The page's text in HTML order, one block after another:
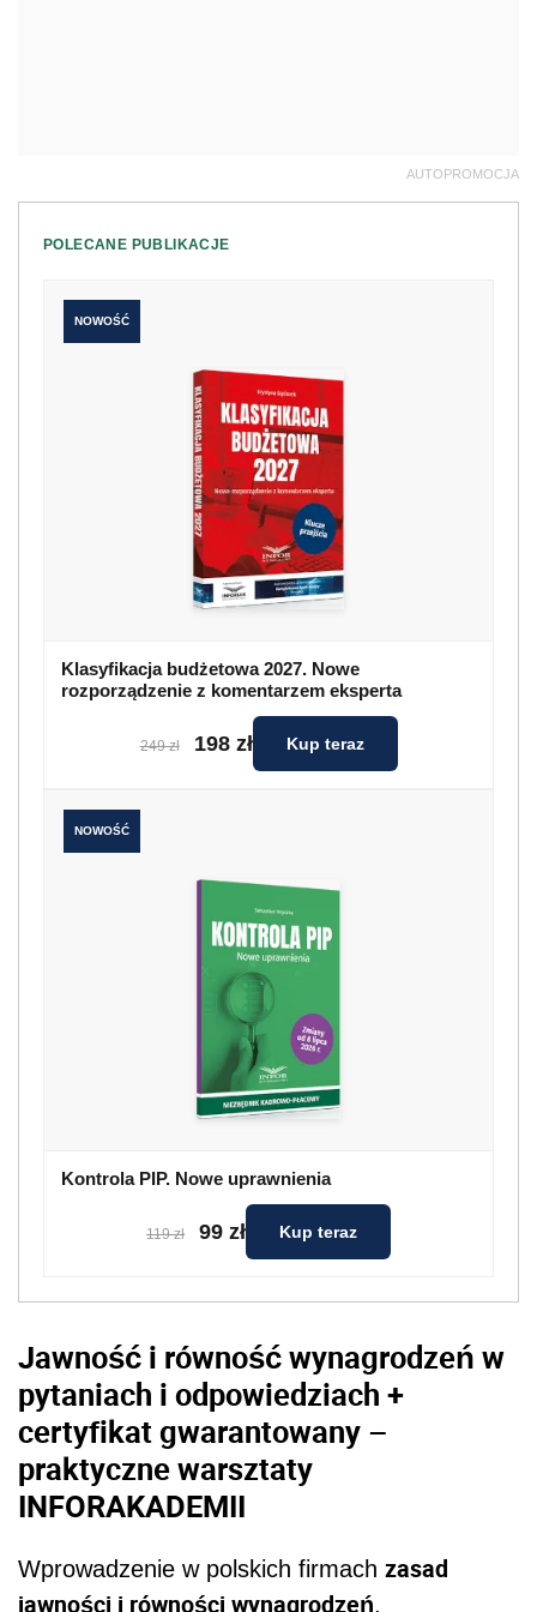
AUTOPROMOCJA
POLECANE PUBLIKACJE
NOWOŚĆ
Klasyfikacja budżetowa 2027. Nowe
rozporządzenie z komentarzem eksperta
249 zł 198 zł Kup teraz
NOWOŚĆ
Kontrola PIP. Nowe uprawnienia
119 zł 99 zł Kup teraz
Jawność i równość wynagrodzeń w
pytaniach i odpowiedziach +
certyfikat gwarantowany –
praktyczne warsztaty
INFORAKADEMII
Wprowadzenie w polskich firmach zasad
jawności i równości wynagrodzeń,